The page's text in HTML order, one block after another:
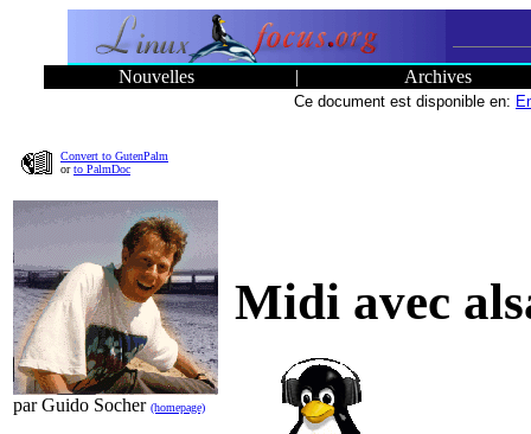
Nouvelles | Archives
Ce document est disponible en:
Convert to GutenPalm
orto PalmDoc
par Guido Socher (homepage)
Midi avec